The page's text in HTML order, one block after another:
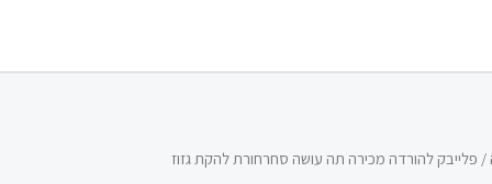
/ פלייבק להורדה מכירה תה עושה סחרחורת להקת גזוז